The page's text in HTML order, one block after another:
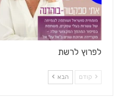
לפרוץ לרשת
קודם הבא